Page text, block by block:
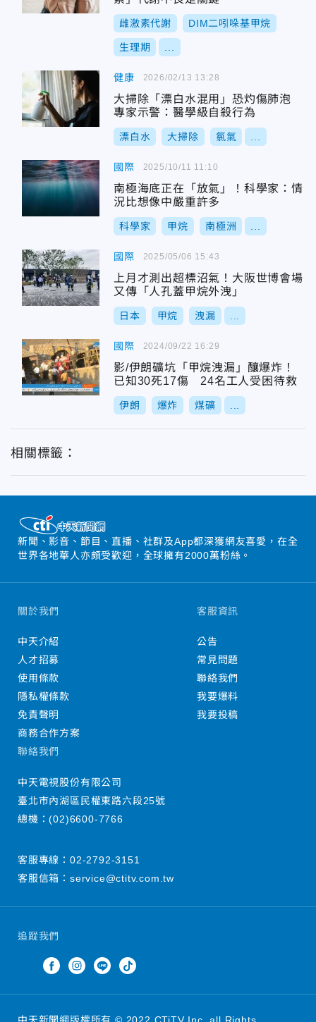
雌激素代謝 DIM二吲哚基甲烷
生理期
健康
大掃除「漂白水混用」恐灼傷肺泡
專家示警：醫學級自殺行為
漂白水 大掃除 氯氣
2026/02/13 13:28
國際
南極海底正在「放氣」！科學家：情
況比想像中嚴重許多
科學家 甲烷 南極洲
2025/10/11 11:10
國際
上月才測出超標沼氣！大阪世博會場
又傳「人孔蓋甲烷外洩」
日本 甲烷 洩漏
2025/05/06 15:43
國際
影/伊朗礦坑「甲烷洩漏」釀爆炸！
已知30死17傷 24名工人受困待救
伊朗 爆炸 煤礦
2024/09/22 16:29
相關標籤：
新聞、影音、節目、直播、社群及App都深獲網友喜愛，在全
世界各地華人亦頗受歡迎，全球擁有2000萬粉絲。
追蹤我們
關於我們
中天介紹
人才招募
使用條款
隱私權條款
免責聲明
商務合作方案
客服資訊
公告
常見問題
聯絡我們
我要爆料
我要投稿
聯絡我們
中天電視股份有限公司
臺北市內湖區民權東路六段25號
總機：(02)6600-7766
客服專線： 02-2792-3151
客服信箱： service@ctitv.com.tw